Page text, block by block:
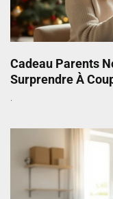
Cadeau Parents
Surprendre À